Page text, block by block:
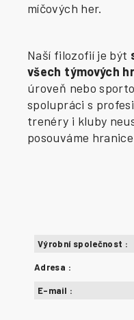
míčových her.
Naší filozofií je být
všech týmových
úroveň nebo
spolupráci s
trenéry i kluby
posouváme
Výrobní společnost :
Adresa :
E-mail :